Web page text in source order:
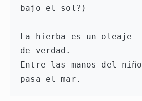
bajo el sol?)
La hierba es un oleaje
de verdad.
Entre las manos del niño
pasa el mar.